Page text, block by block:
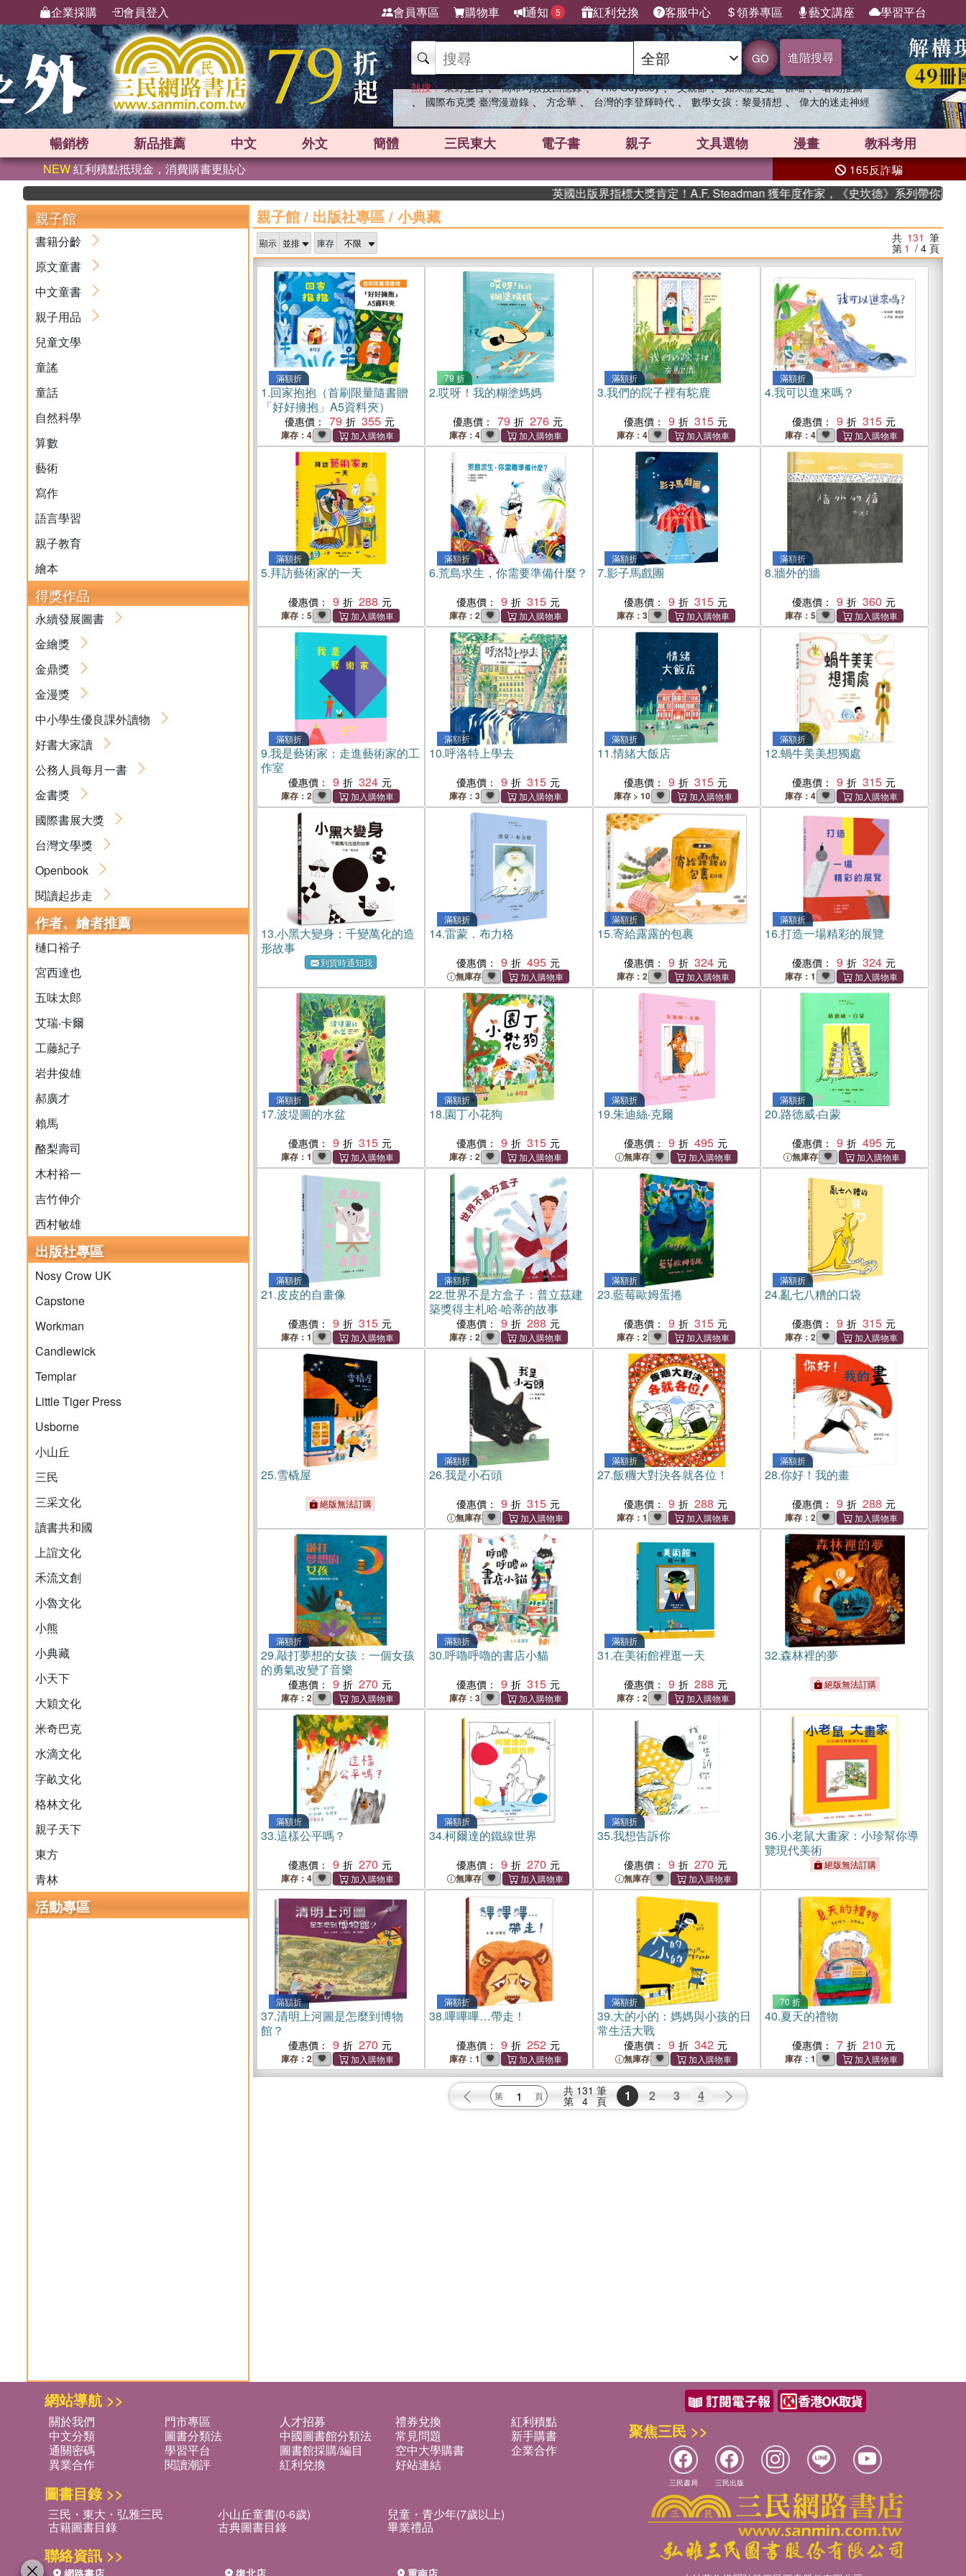
企業採購 會員登入 會員專區 購物車 通知 5 紅利兌換 客服中心 領券專區 藝文講座 學習平台
GO 進階搜尋
熱搜： 東野圭吾 、 高希均教授回憶錄 、 The Odyssey 、 父親節 、 如果歷史是一群喵 、 暑期推薦
、 國際布克獎 臺灣漫遊錄 、 方念華 、 台灣的李登輝時代 、 數學女孩：黎曼猜想 、 偉大的迷走神經
暢銷榜 新品推薦 中文 外文 簡體 三民東大 電子書 親子 文具選物 漫畫 教科考用
NEW紅利積點抵現金，消費購書更貼心 165反詐騙
英國出版界指標大獎肯定！A.F. Steadman 獲年度作家，《史坎德》系列帶你踏上熱血奇幻旅
親子館
書籍分齡
原文童書
中文童書
親子用品
兒童文學
童謠
童話
自然科學
算數
藝術
寫作
語言學習
親子教育
繪本
得獎作品
永續發展圖書
金繪獎
金鼎獎
金漫獎
中小學生優良課外讀物
好書大家讀
公務人員每月一書
金書獎
國際書展大獎
台灣文學獎
Openbook
閱讀起步走
作者、繪者推薦
樋口裕子
宮西達也
五味太郎
艾瑞‧卡爾
工藤紀子
岩井俊雄
郝廣才
賴馬
酪梨壽司
木村裕一
吉竹伸介
西村敏雄
出版社專區
Nosy Crow UK
Capstone
Workman
Candlewick
Templar
Little Tiger Press
Usborne
小山丘
三民
三采文化
讀書共和國
上誼文化
禾流文創
小魯文化
小熊
小典藏
小天下
大穎文化
米奇巴克
水滴文化
字畝文化
格林文化
親子天下
東方
青林
活動專區
親子館 / 出版社專區 / 小典藏
顯示 庫存 共 131 筆
第 1 / 4 頁
滿額折
1.回家抱抱（首刷限量隨書贈
「好好擁抱」A5資料夾）
優惠價： 79 355
庫存：4
79 折
2.哎呀！我的糊塗媽媽
優惠價： 79 276
庫存：4
滿額折
3.我們的院子裡有駝鹿
優惠價： 9 315
庫存：4
滿額折
4.我可以進來嗎？
優惠價： 9 315
庫存：4
滿額折
5.拜訪藝術家的一天
優惠價： 9 288
庫存：5
滿額折
6.荒島求生，你需要準備什麼？
優惠價： 9 315
庫存：2
滿額折
7.影子馬戲團
優惠價： 9 315
庫存：3
滿額折
8.牆外的牆
優惠價： 9 360
庫存：5
滿額折
9.我是藝術家：走進藝術家的工
作室
優惠價： 9 324
庫存：2
滿額折
10.呼洛特上學去
優惠價： 9 315
庫存：3
滿額折
11.情緒大飯店
優惠價： 9 315
庫存 > 10
滿額折
12.蝸牛美美想獨處
優惠價： 9 315
庫存：4
13.小黑大變身：千變萬化的造
形故事
到貨時通知我
滿額折
14.雷蒙．布力格
優惠價： 9 495
無庫存
滿額折
15.寄給露露的包裹
優惠價： 9 324
庫存：2
滿額折
16.打造一場精彩的展覽
優惠價： 9 324
庫存：1
滿額折
17.波堤圖的水盆
優惠價： 9 315
庫存：1
滿額折
18.園丁小花狗
優惠價： 9 315
庫存：2
滿額折
19.朱迪絲‧克爾
優惠價： 9 495
無庫存
滿額折
20.路德威‧白蒙
優惠價： 9 495
無庫存
滿額折
21.皮皮的自畫像
優惠價： 9 315
庫存：1
滿額折
22.世界不是方盒子：普立茲建
築獎得主札哈‧哈蒂的故事
優惠價： 9 288
庫存：2
滿額折
23.藍莓歐姆蛋捲
優惠價： 9 315
庫存：2
滿額折
24.亂七八糟的口袋
優惠價： 9 315
庫存：2
25.雪橇屋
絕版無法訂購
滿額折
26.我是小石頭
優惠價： 9 315
無庫存
滿額折
27.飯糰大對決各就各位！
優惠價： 9 288
庫存：1
滿額折
28.你好！我的畫
優惠價： 9 288
庫存：2
滿額折
29.敲打夢想的女孩：一個女孩
的勇氣改變了音樂
優惠價： 9 270
庫存：2
滿額折
30.呼嚕呼嚕的書店小貓
優惠價： 9 315
庫存：3
滿額折
31.在美術館裡逛一天
優惠價： 9 288
庫存：2
32.森林裡的夢
絕版無法訂購
滿額折
33.這樣公平嗎？
優惠價： 9 270
庫存：4
滿額折
34.柯爾達的鐵線世界
優惠價： 9 270
無庫存
滿額折
35.我想告訴你
優惠價： 9 270
無庫存
36.小老鼠大畫家：小珍幫你導
覽現代美術
絕版無法訂購
滿額折
37.清明上河圖是怎麼到博物
館？
優惠價： 9 270
庫存：2
滿額折
38.嗶嗶嗶…帶走！
優惠價： 9 252
庫存：1
滿額折
39.大的小的：媽媽與小孩的日
常生活大戰
優惠價： 9 342
無庫存
70 折
40.夏天的禮物
優惠價： 7 210
庫存：1
共 131 筆
第 4 頁 1 2 3 4
聯絡資訊 >>
網路書店
台北市復興北路386號
電話：02-2500-6600轉 130、131
客服信箱：
ec@sanmin.com.tw
台北市復興北路386號
電話：02-2500-6600
營業時間：11:00 AM - 9:00 PM
台北市重慶南路一段61號
電話：02-2361-7511
營業時間：11:00 AM - 9:00 PM
本站著作權屬弘雅三民圖書股份有限公司
Copyright © San Min Book Co.,Ltd.
All Rights Reserved.
統一編號：05134324